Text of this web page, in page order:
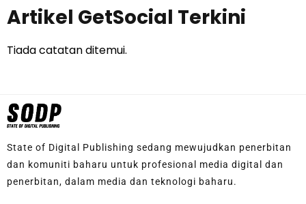
Artikel GetSocial Terkini
Tiada catatan ditemui.
State of Digital Publishing sedang mewujudkan penerbitan
dan komuniti baharu untuk profesional media digital dan
penerbitan, dalam media dan teknologi baharu.